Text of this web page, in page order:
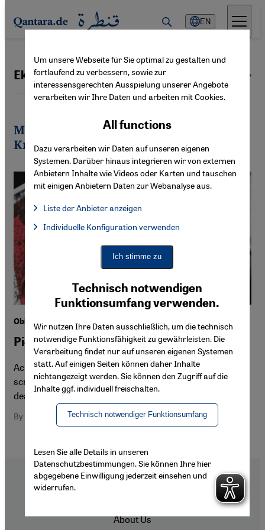
Direkt zum Inhalt springen
EN
Ekkehard Knörer
Most recent articles by Ekkehard
Knörer
Obituary: the Iranian film director Abbas Kiarostami
Pioneering spirit
Acutely aware of the never-ending potential of the silver
screen: the Iranian film directorr Abbas Kiarostami is
dead. By Ekkehard Knorer
By Ekkehard Knörer
FooterAbout Us
Um unsere Webseite für Sie optimal zu gestalten und
fortlaufend zu verbessern, sowie zur
interessensgerechten Ausspielung unserer Angebote
verarbeiten wir Ihre Daten und arbeiten mit Cookies.
Technisch notwendigen
Funktionsumfang verwenden.
Wir nutzen Ihre Daten ausschließlich, um die technisch
notwendige Funktionsfähigkeit zu gewährleisten. Die
Verarbeitung findet nur auf unseren eigenen Systemen
statt. Auf einigen Seiten können daher Inhalte
nichtangezeigt werden. Sie können den Zugriff auf die
Inhalte ggf. individuell freischalten.
Technisch notwendiger Funktionsumfang
All functions
Dazu verarbeiten wir Daten auf unseren eigenen
Systemen. Darüber hinaus integrieren wir von externen
Anbietern Inhalte wie Videos oder Karten und tauschen
mit einigen Anbietern Daten zur Webanalyse aus.
Liste der Anbieter anzeigen
Facebook Embed / Facebook Connect, Google Maps Embed,
Facebook Embed / Facebook Connect
Google Maps Embed
Individuelle Konfiguration verwenden
Ich stimme zu
Lesen Sie alle Details in unseren
Datenschutzbestimmungen. Sie können Ihre hier
abgegebene Einwilligung jederzeit einsehen und
widerrufen.